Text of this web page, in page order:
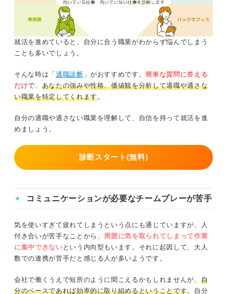
就活を進めていると、自分に合う職業がわからず悩んでしまう
ことも多いでしょう。
そんな時は「 適職診断 」がおすすめです。簡単な質問に答える
だけで、 あなたの強みや性格、価値観を分析して適職や適さな
い職業を特定してくれます。
自分の適職や適さない職業を理解して、自信を持って就活を進
めましょう。
診断スタート(無料)
コミュニケーションが必要なチームプレーが苦手
気を使いすぎて疲れてしまうという点にも通じていますが、人
付き合いが苦手なことから、 周囲に気を取られてしまって作業
に集中できない という内向型もいます。それに起因して、大人
数での連携が苦手だと感じる人が多いようです。
会社で働くうえで短所のように聞こえるかもしれませんが、 自
分のペースであれば効率的に取り組めるということです。自分